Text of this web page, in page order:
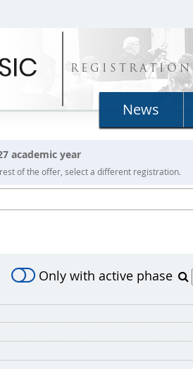
REGISTRATION
News
academic year
of the offer, select a different registration.
Only with active phase